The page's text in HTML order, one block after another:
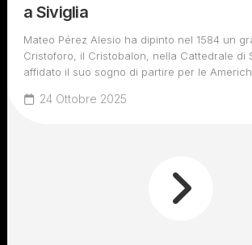
a Siviglia
Mateo Pérez Alesio ha dipinto nel 1584 un
Cristoforo, il Cristobalon, nella Cattedrale di
affidato il suo sogno di partire per le
24 Ottobre 2025